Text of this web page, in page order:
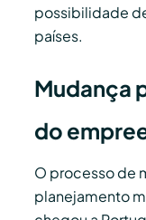
possibilidade
países.
Mudança
do
O processo de
planejamento